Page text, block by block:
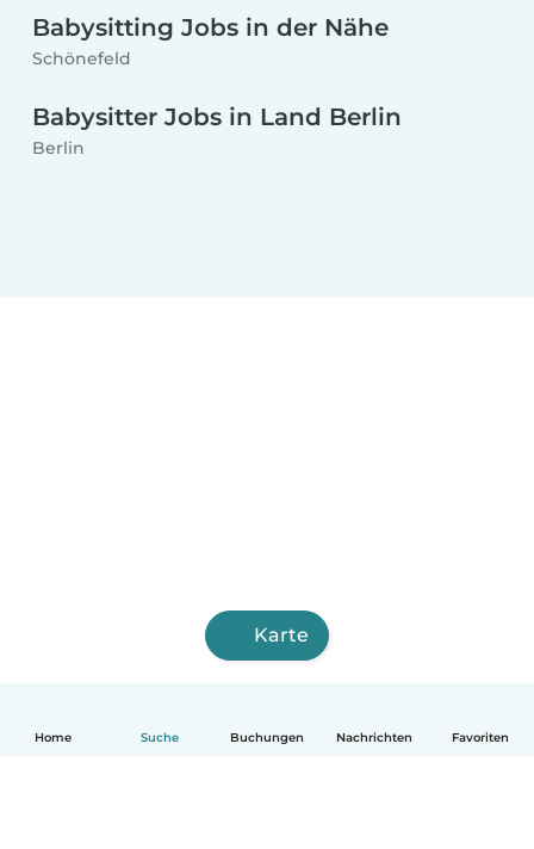
Home Suche Buchungen Nachrichten Favoriten
Babysitting Jobs in der Nähe
Schönefeld
Babysitter Jobs in Land Berlin
Berlin
Karte